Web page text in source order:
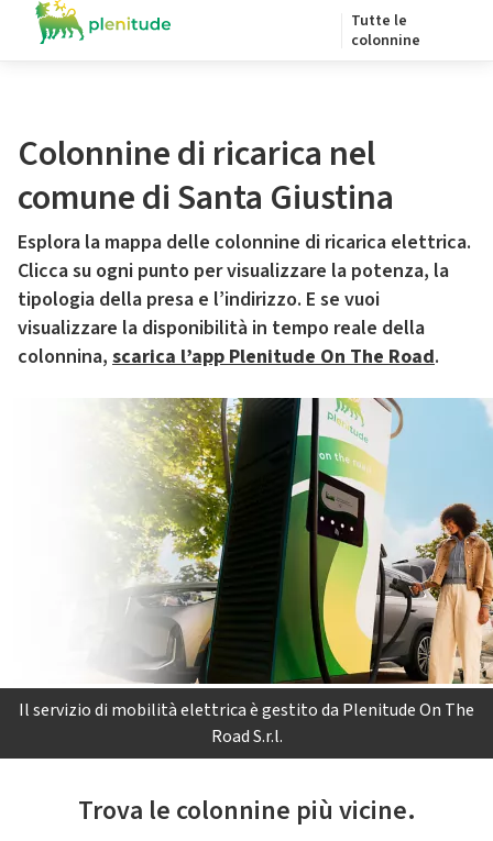
Tutte le
colonnine
Colonnine di ricarica nel
comune di Santa Giustina
Esplora la mappa delle colonnine di ricarica elettrica.
Clicca su ogni punto per visualizzare la potenza, la
tipologia della presa e l’indirizzo. E se vuoi
visualizzare la disponibilità in tempo reale della
colonnina, scarica l’app Plenitude On The Road.
Il servizio di mobilità elettrica è gestito da Plenitude On The
Road S.r.l.
Trova le colonnine più vicine.